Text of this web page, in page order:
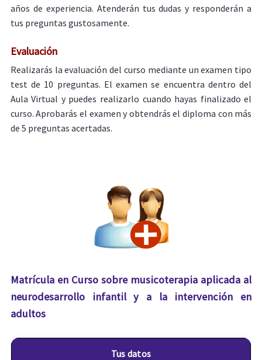
años de experiencia. Atenderán tus dudas y responderán a
tus preguntas gustosamente.
Evaluación
Realizarás la evaluación del curso mediante un examen tipo
test de 10 preguntas. El examen se encuentra dentro del
Aula Virtual y puedes realizarlo cuando hayas finalizado el
curso. Aprobarás el examen y obtendrás el diploma con más
de 5 preguntas acertadas.
Matrícula en Curso sobre musicoterapia aplicada al
neurodesarrollo infantil y a la intervención en
adultos
Tus datos